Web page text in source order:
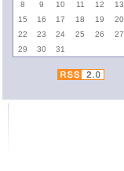
8
9 10 11 12 13
15
16 17 18 19 20
22
23 24 25 26 27
29
30 31